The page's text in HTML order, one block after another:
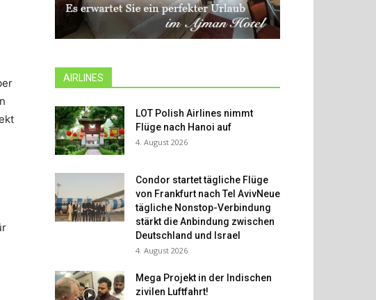
AIRLINES
LOT Polish Airlines nimmt
Flüge nach Hanoi auf
4. August 2026
Condor startet tägliche Flüge
von Frankfurt nach Tel AvivNeue
tägliche Nonstop-Verbindung
stärkt die Anbindung zwischen
Deutschland und Israel
4. August 2026
Mega Projekt in der Indischen
zivilen Luftfahrt!